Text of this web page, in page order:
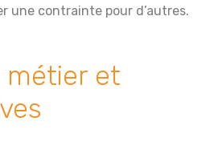
une contrainte pour d’autres.
métier et